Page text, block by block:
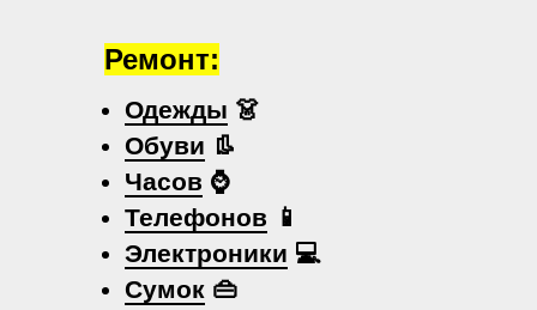
Одежды 👗
Обуви 👢
Часов ⌚
Телефонов 📱
Электроники 💻
Сумок 👜
Ремонт: